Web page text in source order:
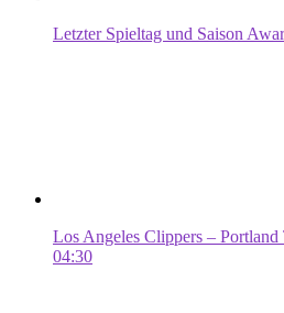
Letzter Spieltag und Saison
Los Angeles Clippers –
04:30